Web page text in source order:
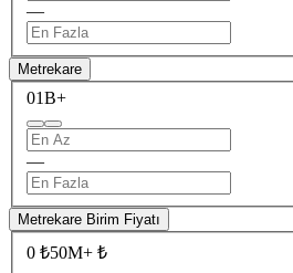
—
Metrekare
01B+
—
Metrekare Birim Fiyatı
0 ₺50M+ ₺